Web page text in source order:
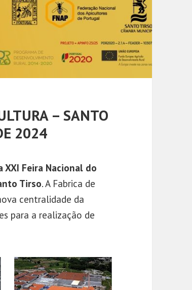
– SANTO
2024
XXI Feira Nacional do
Tirso. A Fabrica de
centralidade da
para a realização de